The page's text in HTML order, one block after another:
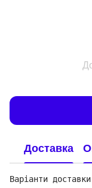
Доставка
Варіанти